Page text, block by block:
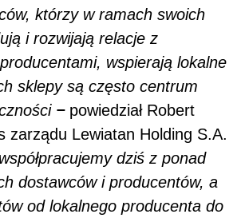
którzy w ramach swoich
i rozwijają relacje z
wspierają lokalne
sklepy są często centrum
– powiedział Robert
zarządu Lewiatan Holding S.A.
dziś z ponad
dostawców i producentów, a
od lokalnego producenta do